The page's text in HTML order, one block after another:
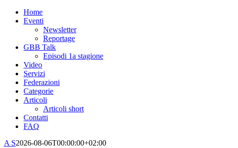
Home
Eventi
Newsletter
Reportage
GBB Talk
Episodi 1a stagione
Video
Servizi
Federazioni
Categorie
Articoli
Articoli short
Contatti
FAQ
A S2026-08-06T00:00:00+02:00